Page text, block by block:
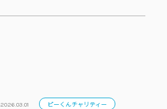
2026.03.01 ピーくんチャリティー